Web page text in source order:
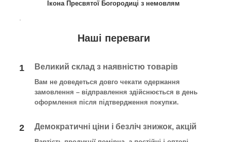
Ікона Пресвятої Богородиці з немовлям
.
Наші переваги
1 Великий склад з наявністю товарів
Вам не доведеться довго чекати одержання
замовлення – відправлення здійснюється в день
оформлення після підтвердження покупки.
2 Демократичні ціни і безліч знижок, акцій